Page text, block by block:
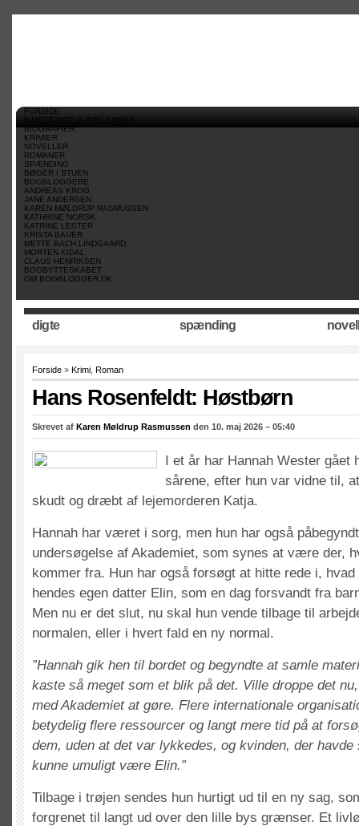
FORSIDE
5 MEST POPULÆRE EMNER
BIOGRAFIER
KRIMIER
NOVELLER
ROMANER
SPÆNDING
BØGER I STUEN
BOGBLOGGERE
ANDREAS KROG
JANE ANDERSEN
KAREN MØLDRUP RASMUSSEN
KATHRINE NORSK
KATRINE LESTER
KRISTA BAUER
METTE BACH LINDGAARD
MORTEN KIDAL
CLAUS HENRIKSEN
BOGBYTTESKABET
OM BOGBLOGGER.DK
digte spænding
Forside » Krimi Roman
Hans Rosenfeldt: Høstbørn
Skrevet af Karen Møldrup Rasmussen den 10. maj 2026 – 05:40
I et år har Hannah Wester gået
sårene, efter hun var vidne til,
skudt og dræbt af lejemorderen Katja.
Hannah har været i sorg, men hun har også
undersøgelse af Akademiet, som synes at være der,
kommer fra. Hun har også forsøgt at hitte rede i,
hendes egen datter Elin, som en dag forsvandt fra
Men nu er det slut, nu skal hun vende tilbage til
normalen, eller i hvert fald en ny normal.
”Hannah gik hen til bordet og begyndte at samle
kaste så meget som et blik på det. Ville droppe det
med Akademiet at gøre. Flere internationale
betydelig flere ressourcer og langt mere tid på at
dem, uden at det var lykkedes, og kvinden, der havde
kunne umuligt være Elin.”
Tilbage i trøjen sendes hun hurtigt ud til en ny sag,
forgrenet til langt ud over den lille bys grænser. Et